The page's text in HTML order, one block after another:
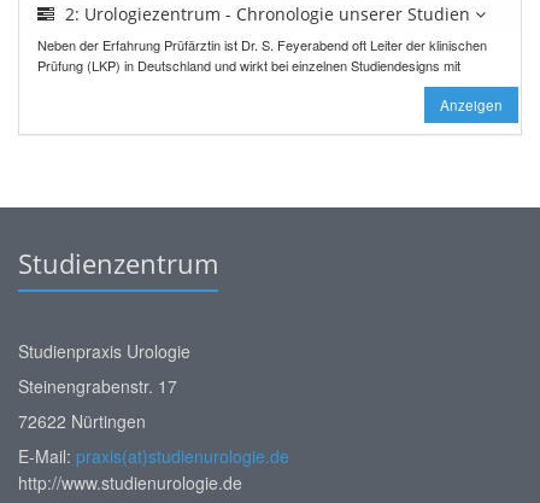
2: Urologiezentrum - Chronologie unserer Studien
Neben der Erfahrung Prüfärztin ist Dr. S. Feyerabend oft Leiter der klinischen
Prüfung (LKP) in Deutschland und wirkt bei einzelnen Studiendesigns mit
Anzeigen
Studienzentrum
Studienpraxis Urologie
Steinengrabenstr. 17
72622 Nürtingen
E-Mail: praxis(at)studienurologie.de
http://www.studienurologie.de